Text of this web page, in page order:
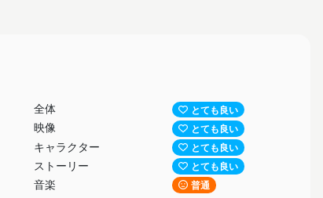
全体 とても良い
映像 とても良い
キャラクター とても良い
ストーリー とても良い
音楽 普通